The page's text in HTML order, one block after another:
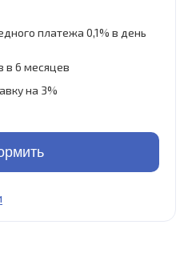
платежа 0,1% в день
в 6 месяцев
на 3%